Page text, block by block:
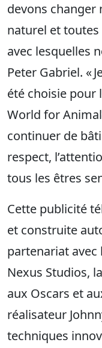
devons changer
naturel et
avec lesquelles
Peter Gabriel. «
été choisie pour
World for
continuer de
respect,
tous les êtres
Cette publicité
et construite
partenariat
Nexus Studios,
aux Oscars et
réalisateur
techniques